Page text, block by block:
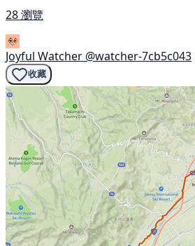
28 瀏覽
Joyful Watcher @watcher-7cb5c043
收藏